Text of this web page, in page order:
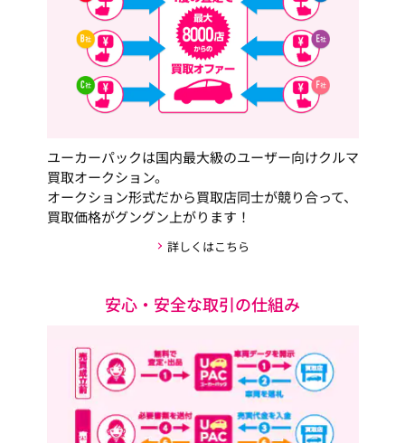
ユーカーパックは国内最大級のユーザー向けクルマ
買取オークション。
オークション形式だから買取店同士が競り合って、
買取価格がグングン上がります！
詳しくはこちら
安心・安全な取引の仕組み